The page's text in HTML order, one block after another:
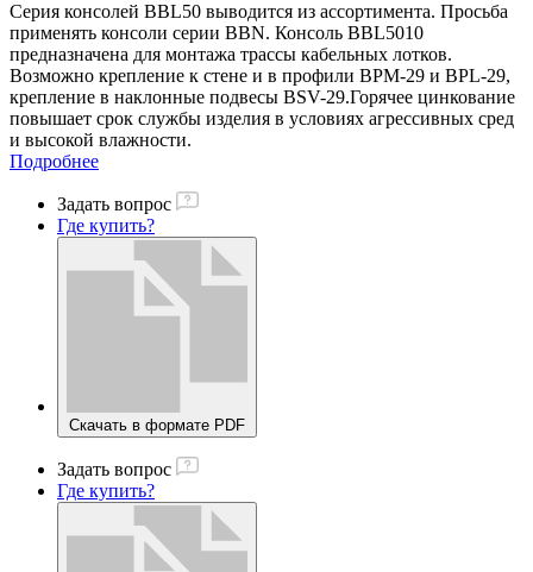
Серия консолей BBL50 выводится из ассортимента. Просьба
применять консоли серии BBN. Консоль BBL5010
предназначена для монтажа трассы кабельных лотков.
Возможно крепление к стене и в профили BPM-29 и BPL-29,
крепление в наклонные подвесы BSV-29.Горячее цинкование
повышает срок службы изделия в условиях агрессивных сред
и высокой влажности.
Подробнее
Задать вопрос
Где купить?
Скачать в формате PDF
Задать вопрос
Где купить?